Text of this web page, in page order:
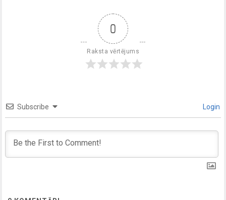
0
Raksta vērtējums
Subscribe Login